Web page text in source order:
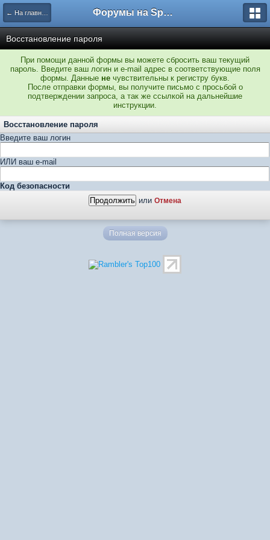
← На главную Форумы на Sportbox.ru
Восстановление пароля
При помощи данной формы вы можете сбросить ваш текущий
пароль. Введите ваш логин и e-mail адрес в соответствующие поля
формы. Данные не чувствительны к регистру букв.
После отправки формы, вы получите письмо с просьбой о
подтверждении запроса, а так же ссылкой на дальнейшие
инструкции.
Восстановление пароля
Введите ваш логин
ИЛИ ваш e-mail
Код безопасности
или Отмена
Полная версия